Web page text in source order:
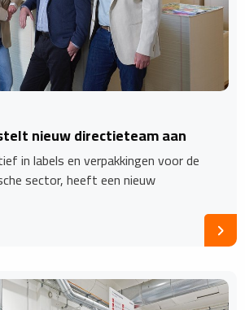
nieuw directieteam aan
in labels en verpakkingen voor de
sector, heeft een nieuw